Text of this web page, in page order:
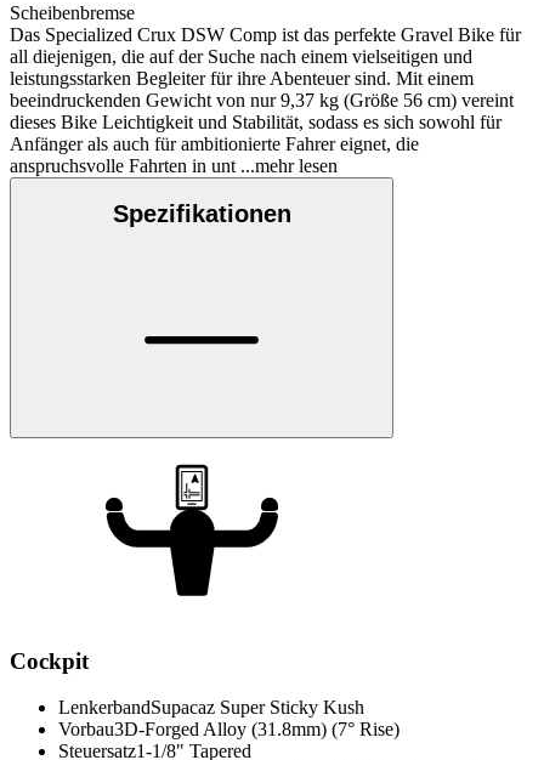
Scheibenbremse
Das Specialized Crux DSW Comp ist das perfekte Gravel Bike für
all diejenigen, die auf der Suche nach einem vielseitigen und
leistungsstarken Begleiter für ihre Abenteuer sind. Mit einem
beeindruckenden Gewicht von nur 9,37 kg (Größe 56 cm) vereint
dieses Bike Leichtigkeit und Stabilität, sodass es sich sowohl für
Anfänger als auch für ambitionierte Fahrer eignet, die
anspruchsvolle Fahrten in unt ...mehr lesen
Spezifikationen
Cockpit
LenkerbandSupacaz Super Sticky Kush
Vorbau3D-Forged Alloy (31.8mm) (7° Rise)
Steuersatz1-1/8" Tapered